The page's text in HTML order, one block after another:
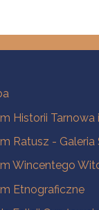
Historii Tarnowa
Ratusz - Galeria
Wincentego
Etnograficzne